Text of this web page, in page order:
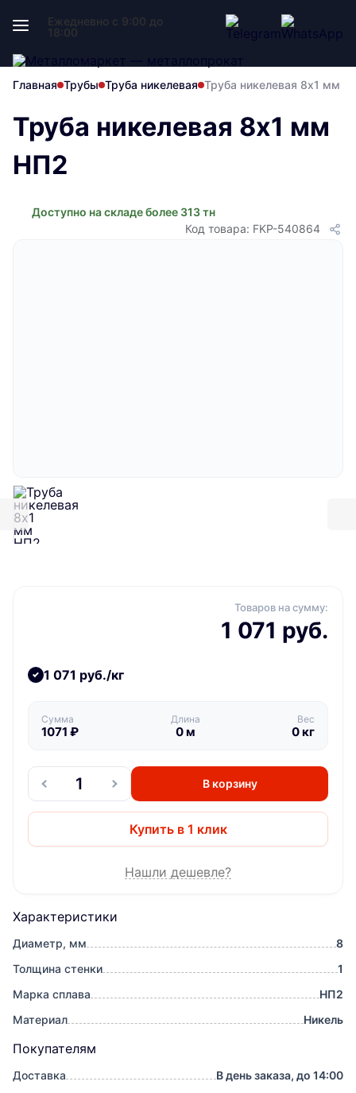
Ежедневно с 9:00 до
18:00
Главная Трубы Труба никелевая Труба никелевая 8х1 мм
Труба никелевая 8х1 мм
НП2
Доступно на складе более 313 тн
Код товара: FKP-540864
Характеристики
Диаметр, мм
8
Толщина стенки
1
Марка сплава
НП2
Материал
Никель
Покупателям
Доставка
В день заказа, до 14:00
Товаров на сумму:
1 071 руб.
1 071 руб./кг
Сумма
1071 ₽
Длина
0м
Вес
0кг
В корзину
Купить в 1 клик
Нашли дешевле?